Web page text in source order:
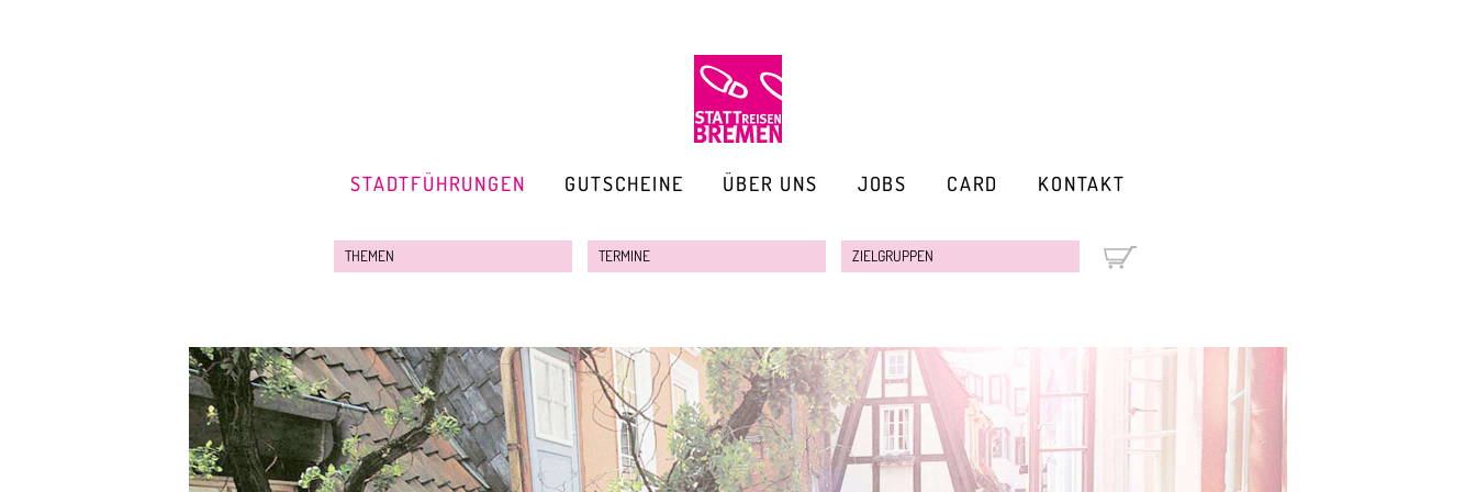
STADTFÜHRUNGEN GUTSCHEINE ÜBER UNS JOBS CARD KONTAKT